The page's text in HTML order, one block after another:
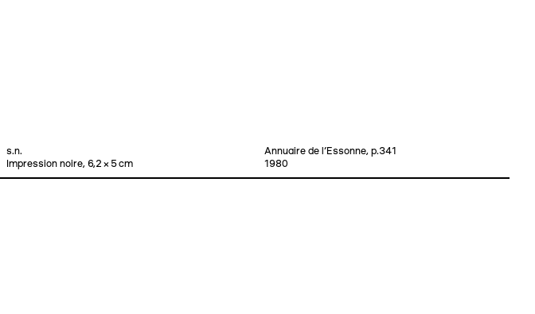
s.n.
Impression noire, 6,2 × 5 cm
Annuaire de l’Essonne, p.341
1980